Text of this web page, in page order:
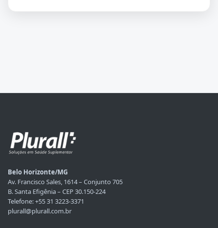
Belo Horizonte/MG
Av. Francisco Sales, 1614 – Conjunto 705
B. Santa Efigênia – CEP 30.150-224
Telefone: +55 31 3223-3371
plurall@plurall.com.br